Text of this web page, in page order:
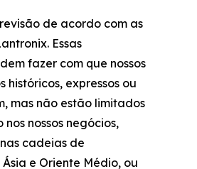
de acordo com as
Essas
fazer com que nossos
expressos ou
mas não estão limitados
nossos negócios,
cadeias de
e Oriente Médio, ou